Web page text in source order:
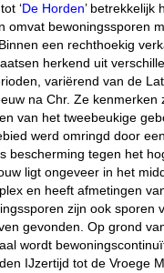
‘De Horden’ betrekkelijk
omvat bewoningssporen
een rechthoekig
herkend uit
variërend van de
na Chr. Ze kenmerken
van het tweebeukige
werd omringd door
bescherming tegen het
ligt ongeveer in het
en heeft afmetingen
zijn ook sporen
gevonden. Op grond
wordt
IJzertijd tot de Vroege